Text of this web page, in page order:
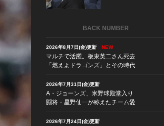
BACK NUMBER
2026年8月7日(金)更新 NEW
マルチで活躍。板東英二さん死去
「燃えよドラゴンズ」とその時代
2026年7月31日(金)更新
A・ジョーンズ、米野球殿堂入り
闘将・星野仙一が称えたチーム愛
2026年7月24日(金)更新